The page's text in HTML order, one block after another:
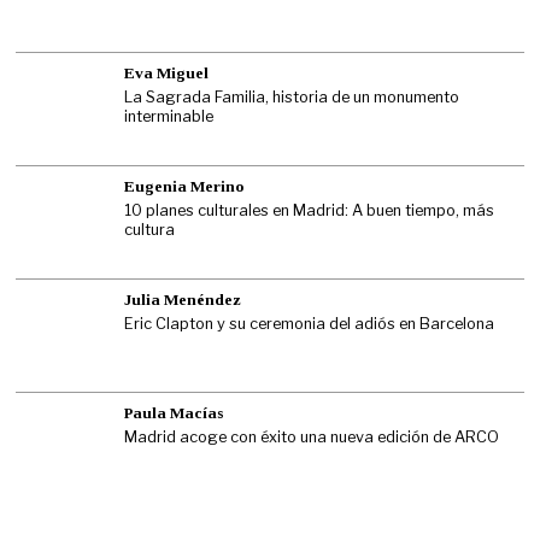
Eva Miguel
La Sagrada Familia, historia de un monumento
interminable
Eugenia Merino
10 planes culturales en Madrid: A buen tiempo, más
cultura
Julia Menéndez
Eric Clapton y su ceremonia del adiós en Barcelona
Paula Macías
Madrid acoge con éxito una nueva edición de ARCO